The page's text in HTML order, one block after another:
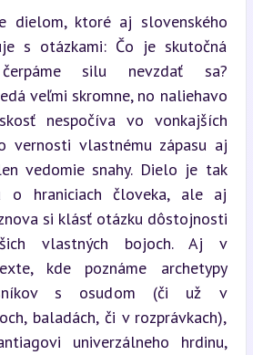
dielom, ktoré aj slovenského
s otázkami: Čo je skutočná
silu nevzdať sa?
veľmi skromne, no naliehavo
nespočíva vo vonkajších
vernosti vlastnému zápasu aj
vedomie snahy. Dielo je tak
o hraniciach človeka, ale aj
si klásť otázku dôstojnosti
vlastných bojoch. Aj v
kde poznáme archetypy
s osudom (či už v
baladách, či v rozprávkach),
univerzálneho hrdinu,